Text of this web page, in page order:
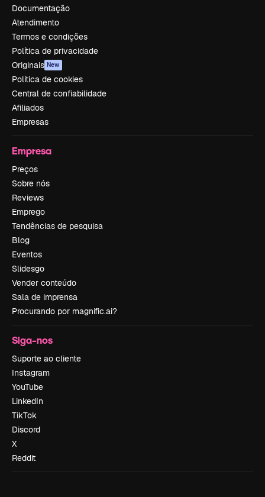
Documentação
Atendimento
Termos e condições
Política de privacidade
Originais New
Política de cookies
Central de confiabilidade
Afiliados
Empresas
Empresa
Preços
Sobre nós
Reviews
Emprego
Tendências de pesquisa
Blog
Eventos
Slidesgo
Vender conteúdo
Sala de imprensa
Procurando por magnific.ai?
Siga-nos
Suporte ao cliente
Instagram
YouTube
LinkedIn
TikTok
Discord
X
Reddit